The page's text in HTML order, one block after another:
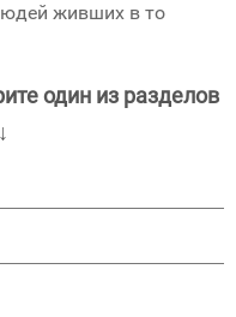
живших в то
один из разделов